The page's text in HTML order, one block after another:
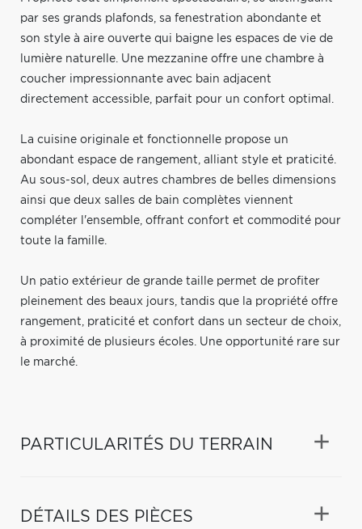
par ses grands plafonds, sa fenestration abondante et
son style à aire ouverte qui baigne les espaces de vie de
lumière naturelle. Une mezzanine offre une chambre à
coucher impressionnante avec bain adjacent
directement accessible, parfait pour un confort optimal.
La cuisine originale et fonctionnelle propose un
abondant espace de rangement, alliant style et praticité.
Au sous-sol, deux autres chambres de belles dimensions
ainsi que deux salles de bain complètes viennent
compléter l'ensemble, offrant confort et commodité pour
toute la famille.
Un patio extérieur de grande taille permet de profiter
pleinement des beaux jours, tandis que la propriété offre
rangement, praticité et confort dans un secteur de choix,
à proximité de plusieurs écoles. Une opportunité rare sur
le marché.
PARTICULARITÉS DU TERRAIN
DÉTAILS DES PIÈCES